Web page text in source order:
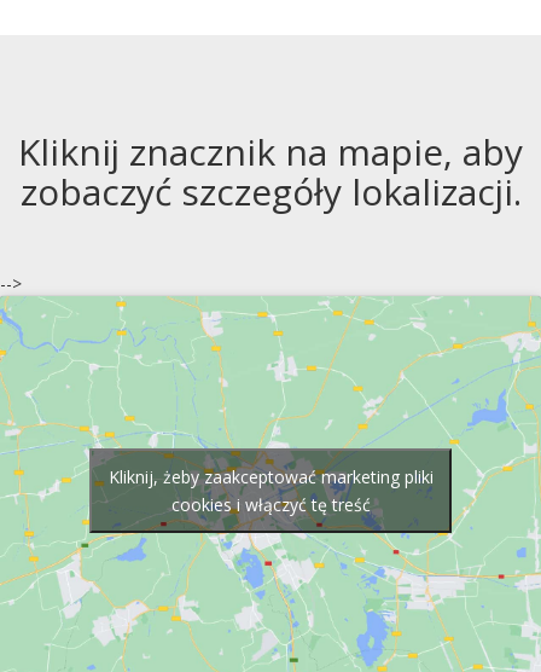
Kliknij znacznik na mapie, aby
zobaczyć szczegóły lokalizacji.
-->
Kliknij, żeby zaakceptować marketing pliki
cookies i włączyć tę treść